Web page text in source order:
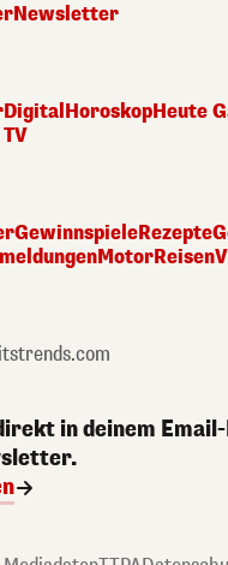
Newsletter
Digital HoroskopHeute
GewinnspieleRezepte
MotorReisen
in deinem